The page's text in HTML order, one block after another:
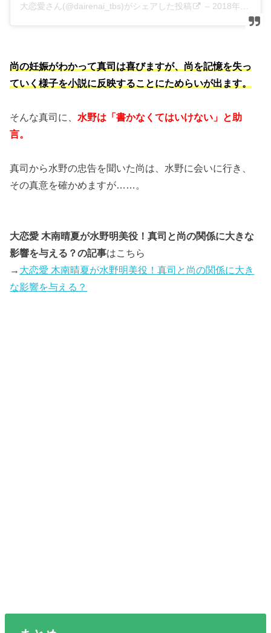
大恋愛さん(@dairenai_tbs)がシェアした投稿 – 2018年11月月1日午後4時25分PDT
尚の妊娠がわかって真司は喜びますが、尚を記憶を失っ
ていく様子を小説に反映することにためらいが出ます。
そんな真司に、 水野は「書かなくてはいけない」と助
言。
真司から水野の忠告を聞いた尚は、水野に会いに行き、
その真意を確かめますが……。
大恋愛 木南晴夏が水野明美役！真司と尚の関係に大きな
影響を与える？の記事はこちら
→ 大恋愛 木南晴夏が水野明美役！真司と尚の関係に大き
な影響を与える？